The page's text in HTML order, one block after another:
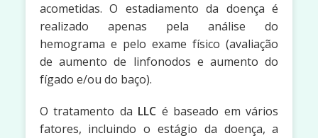
acometidas. O estadiamento da doença é
realizado apenas pela análise do
hemograma e pelo exame físico (avaliação
de aumento de linfonodos e aumento do
fígado e/ou do baço).
O tratamento da LLC é baseado em vários
fatores, incluindo o estágio da doença, a